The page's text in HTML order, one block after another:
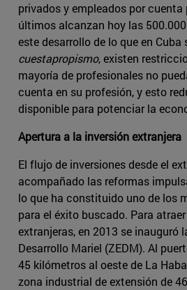
privados y empleados por cuenta
últimos alcanzan hoy las
este desarrollo de lo que en
cuestapropismo, existen
mayoría de profesionales no
cuenta en su profesión, y esto
disponible para potenciar la
Apertura a la inversión extranjera
El flujo de inversiones desde el
acompañado las reformas
lo que ha constituido uno de los
para el éxito buscado. Para
extranjeras, en 2013 se inauguró
Desarrollo Mariel (ZEDM). Al
45 kilómetros al oeste de La
zona industrial de extensión de